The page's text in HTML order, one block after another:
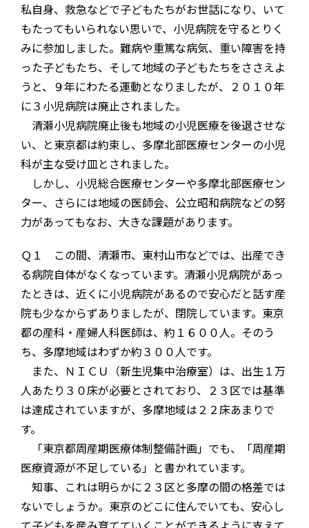
私自身、救急などで子どもたちがお世話になり、いて
もたってもいられない思いで、小児病院を守るとりく
みに参加しました。難病や重篤な病気、重い障害を持
った子どもたち、そして地域の子どもたちをささえよ
うと、９年にわたる運動となりましたが、２０１０年
に３小児病院は廃止されました。
清瀬小児病院廃止後も地域の小児医療を後退させな
い、と東京都は約束し、多摩北部医療センターの小児
科が主な受け皿とされました。
しかし、小児総合医療センターや多摩北部医療セン
ター、さらには地域の医師会、公立昭和病院などの努
力があってもなお、大きな課題があります。
Ｑ１ この間、清瀬市、東村山市などでは、出産でき
る病院自体がなくなっています。清瀬小児病院があっ
たときは、近くに小児病院があるので安心だと話す産
院も少なからずありましたが、閉院しています。東京
都の産科・産婦人科医師は、約１６００人。そのう
ち、多摩地域はわずか約３００人です。
また、ＮＩＣＵ（新生児集中治療室）は、出生１万
人あたり３０床が必要とされており、２３区では基準
は達成されていますが、多摩地域は２２床あまりで
す。
「東京都周産期医療体制整備計画」でも、「周産期
医療資源が不足している」と書かれています。
知事、これは明らかに２３区と多摩の間の格差では
ないでしょうか。東京のどこに住んでいても、安心し